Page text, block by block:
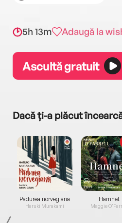
5h 13m Adaugă la
Ascultă gratuit
Dacă ți-a plăcut
Pădurea norvegiană
Haruki Murakami
Hamnet
Maggie